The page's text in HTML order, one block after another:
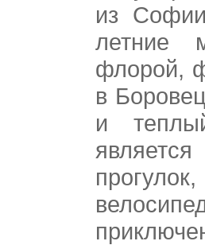
из
летниe
флорой,
в
и